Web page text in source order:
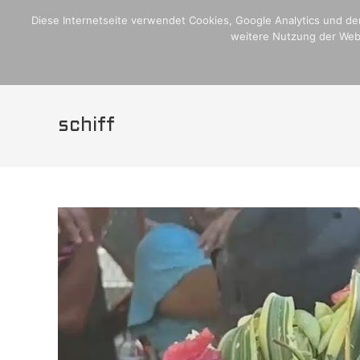
Home Crew,Schiff und Media Blogseite Plan
Home
schiff
Diese Internetseite verwendet Cookies, Google Analytics und
weitere Nutzung der